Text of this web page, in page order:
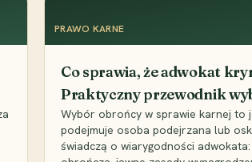
PRAWO KARNE
Co sprawia, że adwokat
Praktyczny przewodnik
Wybór obrońcy w sprawie karnej to
podejmuje osoba podejrzana lub
świadczą o wiarygodności